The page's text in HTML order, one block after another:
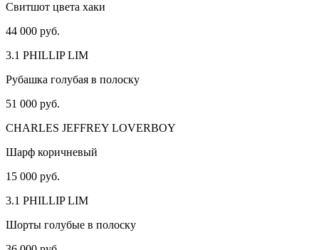
Свитшот цвета хаки
44 000 руб.
3.1 PHILLIP LIM
Рубашка голубая в полоску
51 000 руб.
CHARLES JEFFREY LOVERBOY
Шарф коричневый
15 000 руб.
3.1 PHILLIP LIM
Шорты голубые в полоску